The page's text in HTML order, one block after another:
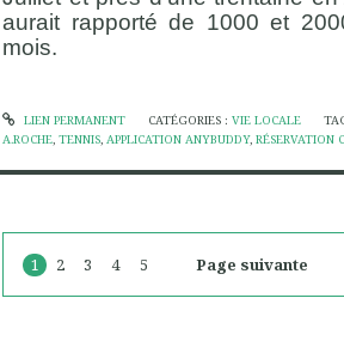
aurait rapporté de 1000 et
mois.
LIEN PERMANENT CATÉGORIES : VIE LOCALE
A.ROCHE, TENNIS, APPLICATION ANYBUDDY, RÉSERVATION
1 2 3 4 5 Page suivante